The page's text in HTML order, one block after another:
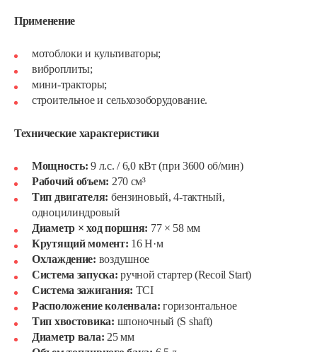
Применение
мотоблоки и культиваторы;
виброплиты;
мини-тракторы;
строительное и сельхозоборудование.
Технические характеристики
Мощность: 9 л.с. / 6,0 кВт (при 3600 об/мин)
Рабочий объем: 270 см³
Тип двигателя: бензиновый, 4-тактный,
одноцилиндровый
Диаметр × ход поршня: 77 × 58 мм
Крутящий момент: 16 Н·м
Охлаждение: воздушное
Система запуска: ручной стартер (Recoil Start)
Система зажигания: TCI
Расположение коленвала: горизонтальное
Тип хвостовика: шпоночный (S shaft)
Диаметр вала: 25 мм